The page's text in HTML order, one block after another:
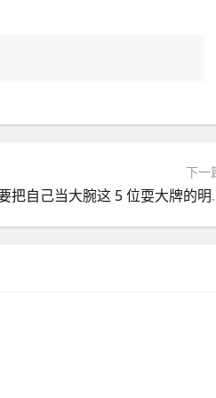
下一
明明只是个